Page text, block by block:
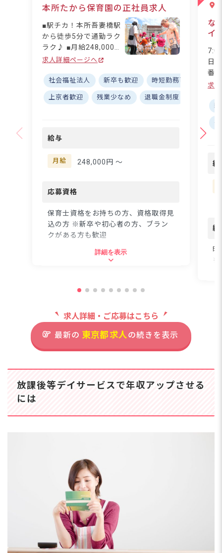
本所たから保育園の正社員求人
■駅チカ！本所吾妻橋駅
から徒歩5分で通勤ラク
ラク♪ ■月給248,000円
～！安心の収入でプライ
げ住宅制度あり！住まい
の心配なく働ける環境 ■
「見守る保育」で子ども
な仲間と共に育む、「見
所たから保育園では、子
どもたちの「やってみた
「見守る保育」を実践し
採用しているので、得意
を活かし、苦手を補い合
うチームワークが自慢！
慢で、悩みを一人で抱え
す。あなたらしさを大切
緒に感じませんか？☆
ーー【ワークライフバラ
やすさ抜群の環境】 年
の時間もしっかり確保！
休暇を取りやすい職場環
き作業も大幅に削減し、
効率的な業務体制を整え
ています。さらに、月給
248,000円～と安定した
収入に加え、借り上げ住
宅制度も完備！働きやす
い環境だから長く働き続
けられます！
求人詳細ページへ
社会福祉法人 新卒も歓迎 時短勤務可
上京者歓迎 残業少なめ 退職金制度
給与
月給 248,000円 〜
応募資格
保育士資格をお持ちの方、資格取得見
込の方 ※新卒や初心者の方、ブラン
クがある方も歓迎
り徒歩5分
■自転車通勤可（無料駐輪場あ
さらに詳しい
求人情報
登録・相談無料
希望に合う求人の
紹介を受ける
詳細を表示
な
イ
日
番
に
備
工
あ
れ
っ
た
る
求
給
給
時
※
す
求人詳細・ご応募はこちら
最新の 東京都 求人の続きを表示
放課後等デイサービスで年収アップさせる
には